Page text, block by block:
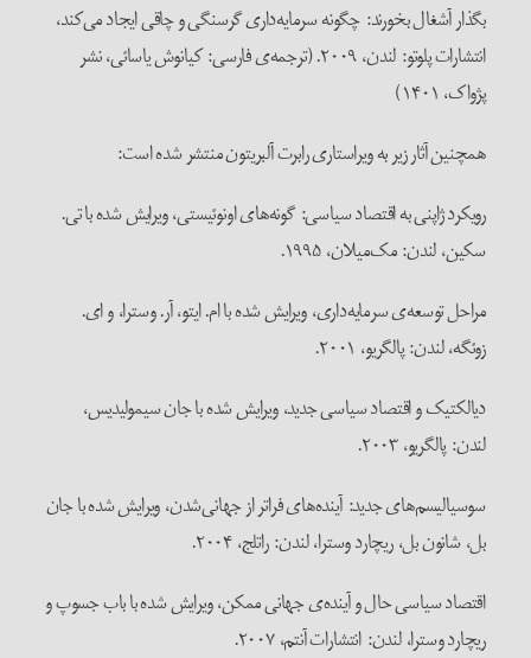
بگذار آشغال بخورند: چگونه سرمایه‌داری گرسنگی و چاقی ایجاد می‌کند،
انتشارات پلوتو: لندن، ۲۰۰۹. (ترجمه‌ی فارسی: کیانوش یاسائی، نشر
پژواک، ۱۴۰۱)
همچنین آثار زیر به ویراستاری رابرت آلبریتون منتشر شده است:
رویکرد ژاپنی به اقتصاد سیاسی: گونه‌های اونوئیستی، ویرایش شده با تی.
سکین، لندن: مک‌میلان، ۱۹۹۵.
مراحل توسعه‌ی سرمایه‌داری، ویرایش شده با ام. ایتو، آر. وسترا، و ای.
زوئگه، لندن: پالگریو، ۲۰۰۱.
دیالکتیک و اقتصاد سیاسی جدید، ویرایش شده با جان سیمولیدیس،
لندن: پالگریو، ۲۰۰۳.
سوسیالیسم‌های جدید: آینده‌های فراتر از جهانی‌شدن، ویرایش شده با جان
بل، شانون بل، ریچارد وسترا، لندن: راتلج، ۲۰۰۴.
اقتصاد سیاسی حال و آینده‌ی جهانی ممکن، ویرایش شده با باب جسوپ و
ریچارد وسترا، لندن: انتشارات آنتم، ۲۰۰۷.